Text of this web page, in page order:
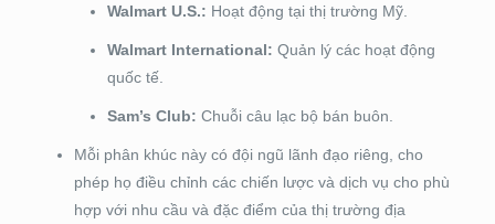
Walmart U.S.: Hoạt động tại thị trường Mỹ.
Walmart International: Quản lý các hoạt động
quốc tế.
Sam’s Club: Chuỗi câu lạc bộ bán buôn.
Mỗi phân khúc này có đội ngũ lãnh đạo riêng, cho
phép họ điều chỉnh các chiến lược và dịch vụ cho phù
hợp với nhu cầu và đặc điểm của thị trường địa